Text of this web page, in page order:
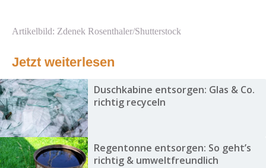
Artikelbild: Zdenek Rosenthaler/Shutterstock
Jetzt weiterlesen
Duschkabine entsorgen: Glas & Co.
richtig recyceln
Regentonne entsorgen: So geht’s
richtig & umweltfreundlich